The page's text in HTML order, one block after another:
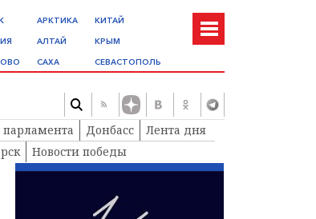
АРКТИКА
АЛТАЙ
САХА
КИТАЙ
КРЫМ
СЕВАСТОПОЛЬ
парламента Донбасс
Лента дня
Новости победы